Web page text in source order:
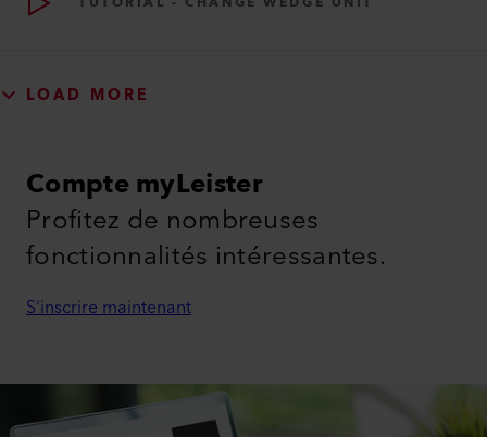
LOAD MORE
Compte myLeister
Profitez de nombreuses
fonctionnalités intéressantes.
S'inscrire maintenant